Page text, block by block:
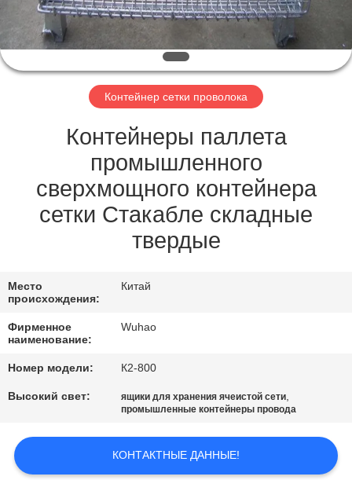
КАЧЕСТВА
СВЯЖИТЕСЬ
МЫ
СПРОСИТЕ
КАРТА
PRIVACY
POLICY
Контейнер сетки проволока
Контейнеры паллета
промышленного
сверхмощного контейнера
сетки Стакабле складные
твердые
Место
происхождения:
Китай
Фирменное
наименование:
Wuhao
Номер модели: К2-800
Высокий свет: ящики для хранения ячеистой сети,
промышленные контейнеры провода
КОНТАКТНЫЕ ДАННЫЕ!